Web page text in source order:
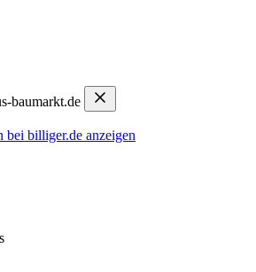
baumarkt.de
bei billiger.de anzeigen